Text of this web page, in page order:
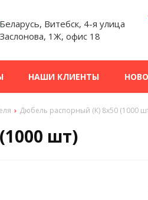
Беларусь, Витебск, 4-я улица
Заслонова, 1Ж, офис 18
НАШИ КЛИЕНТЫ
Дюбель распорный (К) 8х50 (1000
шт)